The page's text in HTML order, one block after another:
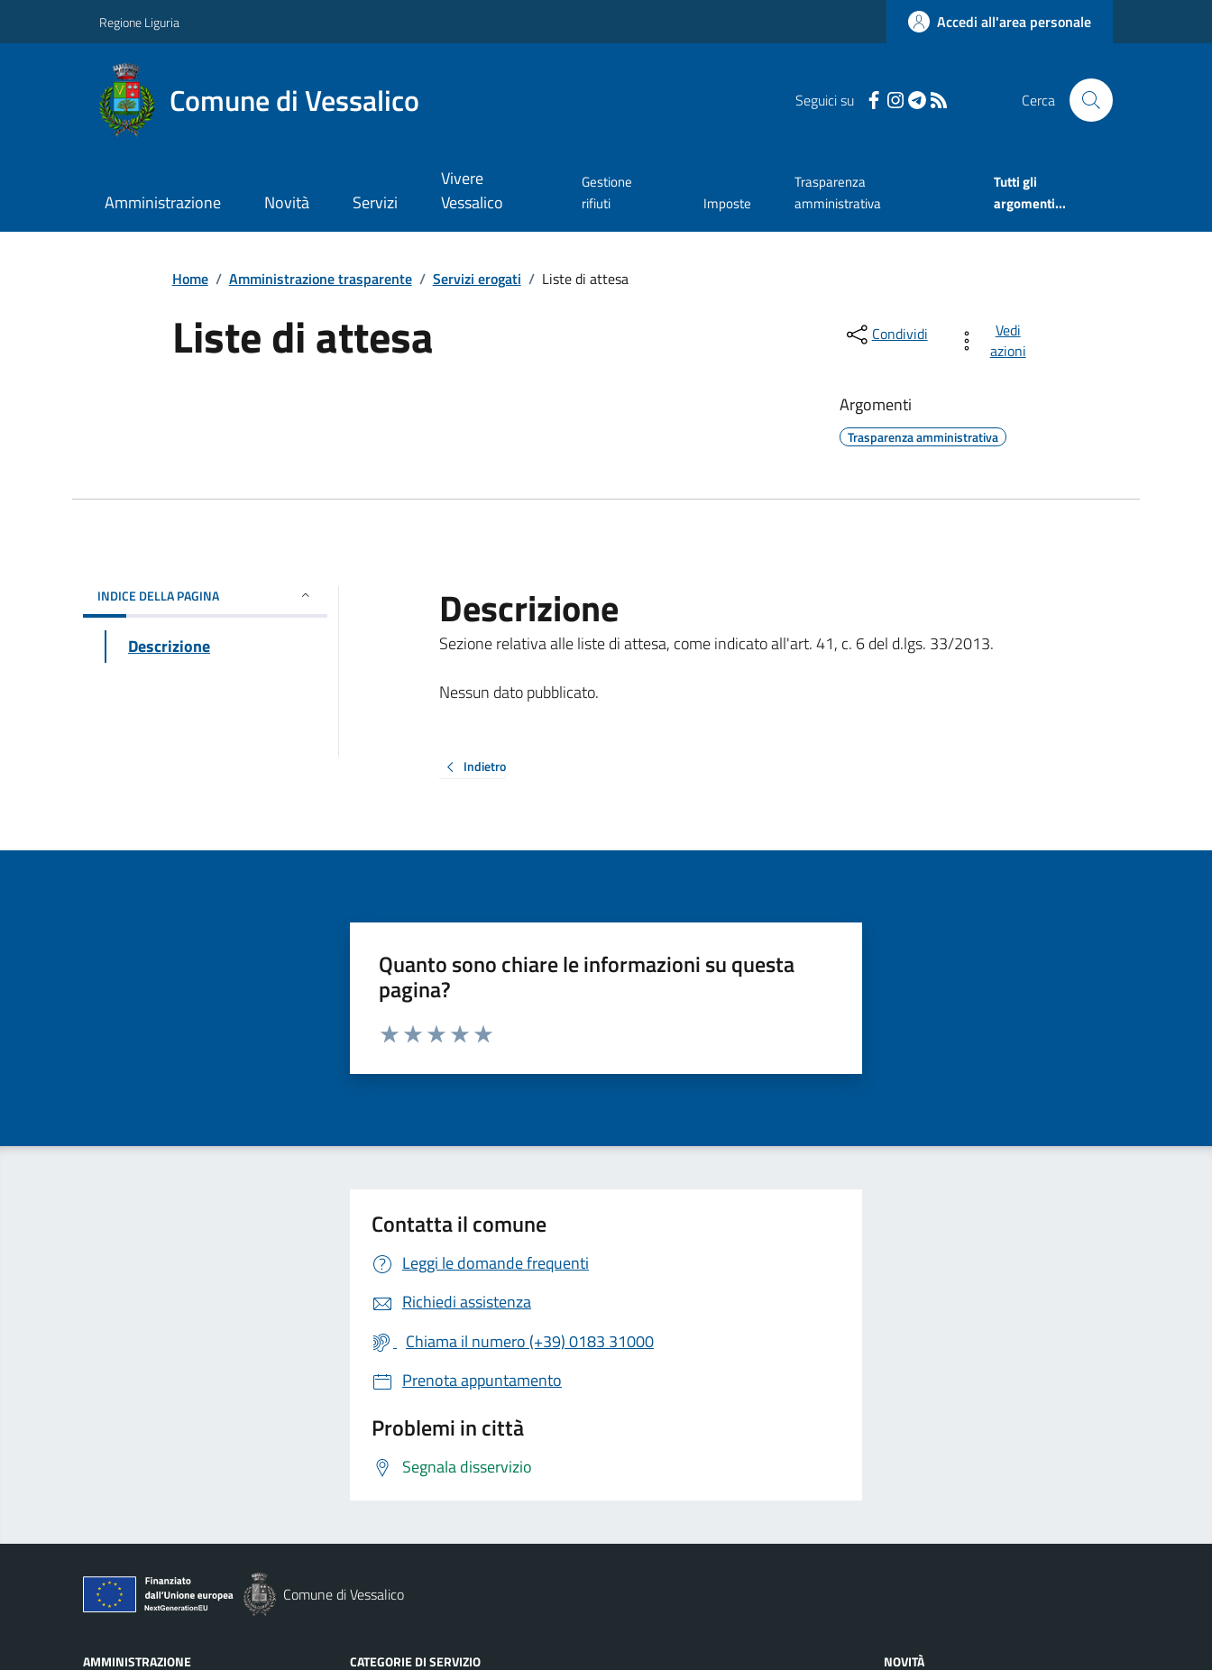
Regione Liguria Accedi all'area personale
Comune di Vessalico Seguici su Cerca
Amministrazione Novità Servizi
Vivere
Vessalico
Gestione
rifiuti
Imposte
Trasparenza
amministrativa
Tutti gli
argomenti...
Home / Amministrazione trasparente / Servizi erogati / Liste di attesa
Liste di attesa Condividi
Vedi
azioni
Argomenti
Trasparenza amministrativa
INDICE DELLA PAGINA
Descrizione
Descrizione
Sezione relativa alle liste di attesa, come indicato all'art. 41, c. 6 del d.lgs. 33/2013.
Nessun dato pubblicato.
Indietro
Quanto sono chiare le informazioni su questa
pagina?
Valuta da 1 a 5 stelle la pagina
Contatta il comune
Leggi le domande frequenti
Richiedi assistenza
Chiama il numero (+39) 0183 31000
Prenota appuntamento
Problemi in città
Segnala disservizio
Comune di Vessalico
AMMINISTRAZIONE CATEGORIE DI SERVIZIO NOVITÀ